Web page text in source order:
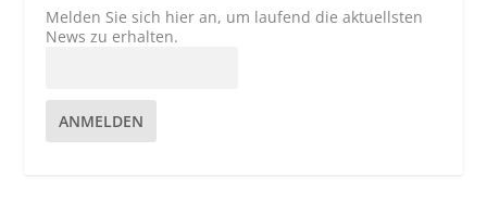
Melden Sie sich hier an, um laufend die aktuellsten
News zu erhalten.
ANMELDEN